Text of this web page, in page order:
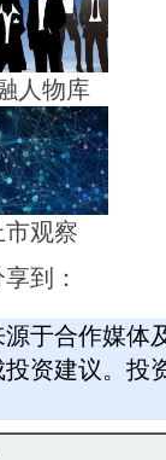
人物库
市观察
到：
于合作媒体
资建议。投